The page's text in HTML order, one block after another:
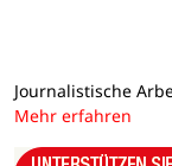
Journalistische
Mehr erfahren